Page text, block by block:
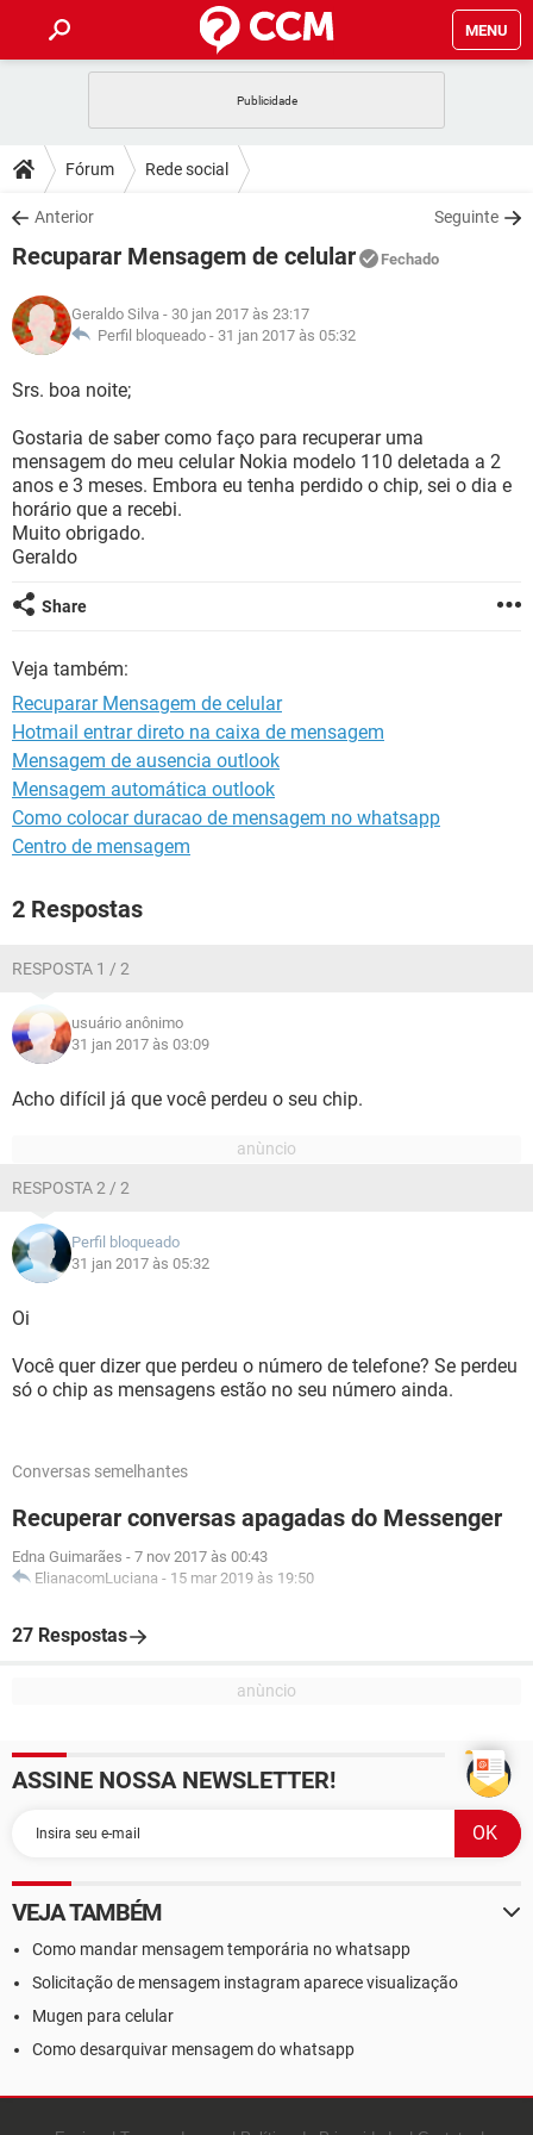
MENU
CELULAR
OUTLOOK
INSTAGRAM GMAIL
GUIA DE COMPRAS
DICAS
JOGOS
INSTAGRAM GMAIL
GUIA DE COMPRAS
DOWNLOADS
JOGOS WHATSAPP
CELULAR
OUTLOOK EXCEL
INSTAGRAM
FÓRUM
JOGOS WHATSAPP
CELULAR
OUTLOOK
INSTAGRAM GMAIL
GUIA DE COMPRAS
GLOSSÁRIO
JOGOS
OUTLOOK EXCEL
INSTAGRAM GMAIL
GUIA DE COMPRAS
Fórum Rede social
Anterior Seguinte
Recuparar Mensagem de celular Fechado
Geraldo Silva - 30 jan 2017 às 23:17
Perfil bloqueado - 31 jan 2017 às 05:32
Srs. boa noite;
Gostaria de saber como faço para recuperar uma
mensagem do meu celular Nokia modelo 110 deletada a 2
anos e 3 meses. Embora eu tenha perdido o chip, sei o dia e
horário que a recebi.
Muito obrigado.
Geraldo
Share
Veja também:
Recuparar Mensagem de celular
Hotmail entrar direto na caixa de mensagem
Mensagem de ausencia outlook
Mensagem automática outlook
Como colocar duracao de mensagem no whatsapp
Centro de mensagem
2 Respostas
RESPOSTA 1 / 2
usuário anônimo
31 jan 2017 às 03:09
Acho difícil já que você perdeu o seu chip.
RESPOSTA 2 / 2
Perfil bloqueado
31 jan 2017 às 05:32
Oi
Você quer dizer que perdeu o número de telefone? Se perdeu
só o chip as mensagens estão no seu número ainda.
Conversas semelhantes
Recuperar conversas apagadas do Messenger
Edna Guimarães - 7 nov 2017 às 00:43
ElianacomLuciana - 15 mar 2019 às 19:50
27 Respostas
ASSINE NOSSA NEWSLETTER!
VEJA TAMBÉM
Como mandar mensagem temporária no whatsapp
Solicitação de mensagem instagram aparece visualização
Mugen para celular
Como desarquivar mensagem do whatsapp